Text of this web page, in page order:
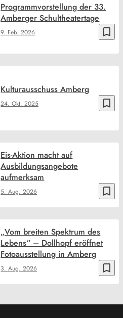
bookmark_border
9. Feb. 2026
Programmvorstellung der 33.
Amberger Schultheatertage
bookmark_border
24. Okt. 2025
Kulturausschuss Amberg
bookmark_border
5. Aug. 2026
Eis-Aktion macht auf
Ausbildungsangebote
aufmerksam
bookmark_border
3. Aug. 2026
„Vom breiten Spektrum des
Lebens“ – Dollhopf eröffnet
Fotoausstellung in Amberg